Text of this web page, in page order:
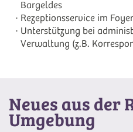
Bargeldes
Rezeptionsservice im Foyer
Unterstützung bei
Verwaltung (z.B.
Neues aus der
Umgebung